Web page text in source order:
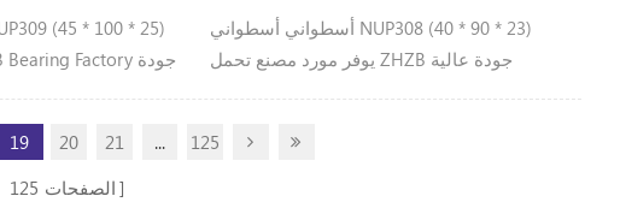
أسطواني أسطواني NUP308 (40 * 90 * 23)
يوفر مورد مصنع تحمل ZHZB جودة عالية
19 20 21 ...
125
125 الصفحات